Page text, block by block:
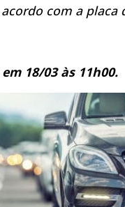
com a placa
18/03 às 11h00.